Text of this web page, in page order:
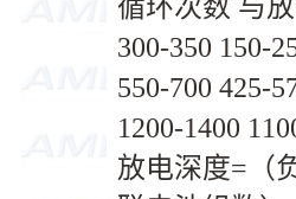
循环次数 与
300-350 150-
550-700 425-
1200-1400
放电深度=（